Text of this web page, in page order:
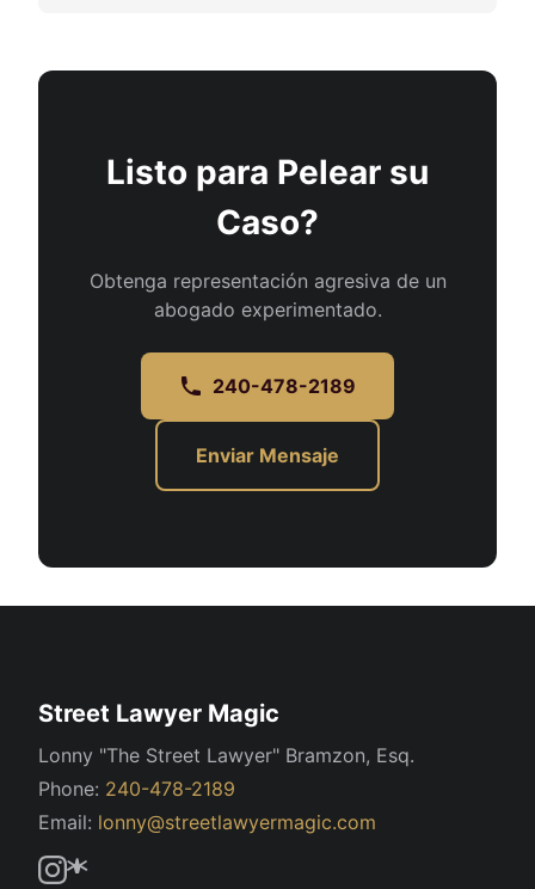
Listo para Pelear su
Caso?
Obtenga representación agresiva de un
abogado experimentado.
240-478-2189
Enviar Mensaje
Street Lawyer Magic
Lonny "The Street Lawyer" Bramzon, Esq.
Phone: 240-478-2189
Email: lonny@streetlawyermagic.com